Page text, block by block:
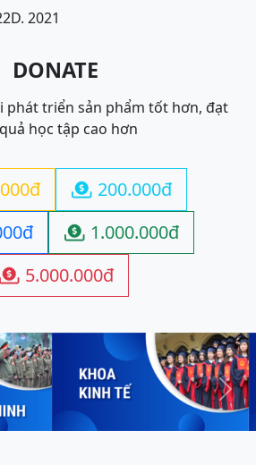
D. 2021
DONATE
phát triển sản phẩm tốt hơn, đạt
học tập cao hơn
 200.000đ
 1.000.000đ
 5.000.000đ
Next